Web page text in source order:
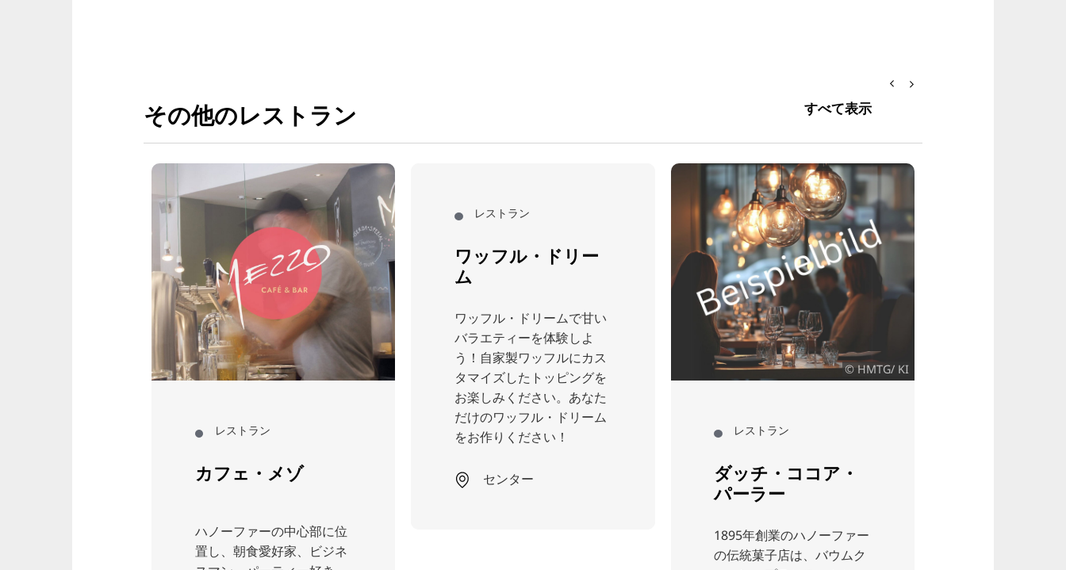
その他のレストラン すべて表示
レストラン
カフェ・メゾ
ハノーファーの中心部に位
置し、朝食愛好家、ビジネ
レストラン
ワッフル・ドリー
ム
ワッフル・ドリームで甘い
バラエティーを体験しよ
う！自家製ワッフルにカス
タマイズしたトッピングを
お楽しみください。あなた
だけのワッフル・ドリーム
をお作りください！
センター
© HMTG/ KI
レストラン
ダッチ・ココア・
パーラー
1895年創業のハノーファー
の伝統菓子店は、バウムク